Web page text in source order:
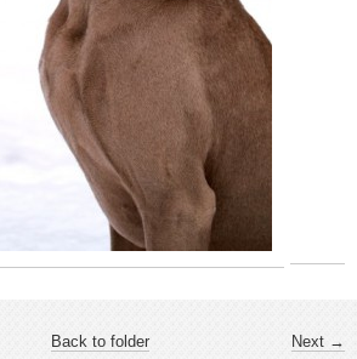
Next →
Back to folder